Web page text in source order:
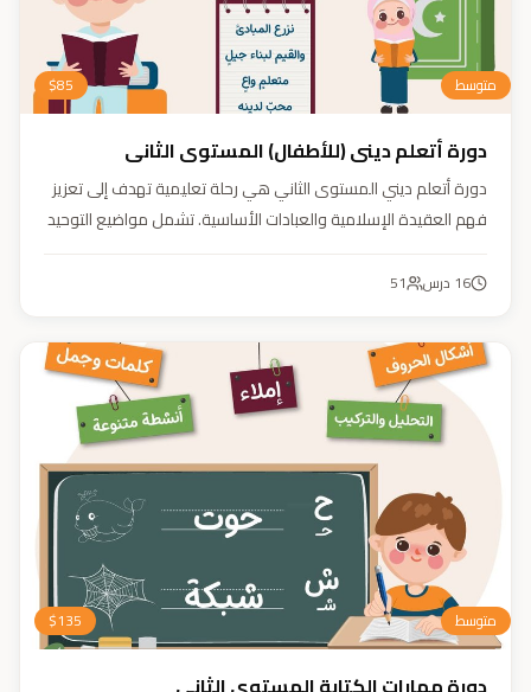
متوسط $85
دورة أتعلم ديني (للأطفال) المستوى الثاني
دورة أتعلم ديني المستوى الثاني هي رحلة تعليمية تهدف إلى تعزيز
فهم العقيدة الإسلامية والعبادات الأساسية. تشمل مواضيع التوحيد
وتربية أبنائنا تربية إيمانية وأخلاقية وعلمية ونفسية واجتماعية.
16 درس 51
متوسط $135